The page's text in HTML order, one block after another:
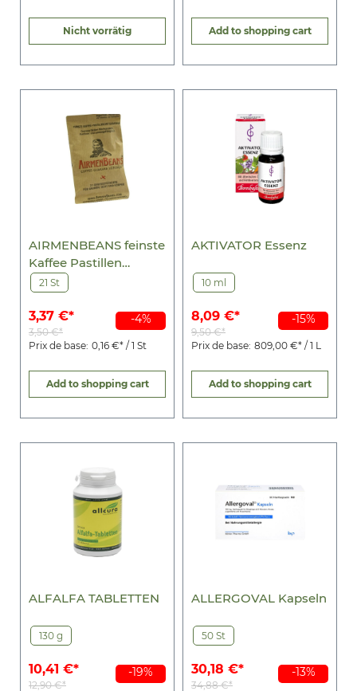
Nicht vorrätig Add to shopping cart
-4%
AIRMENBEANS feinste
Kaffee Pastillen
m.Guarana
21 St
3,37 €*
3,50 €*
Prix de base: 0,16 €* / 1 St
Add to shopping cart
-15%
AKTIVATOR Essenz
10 ml
8,09 €*
9,50 €*
Prix de base: 809,00 €* / 1 L
Add to shopping cart
-19%
ALFALFA TABLETTEN
130 g
10,41 €*
12,90 €*
-13%
ALLERGOVAL Kapseln
50 St
30,18 €*
34,88 €*